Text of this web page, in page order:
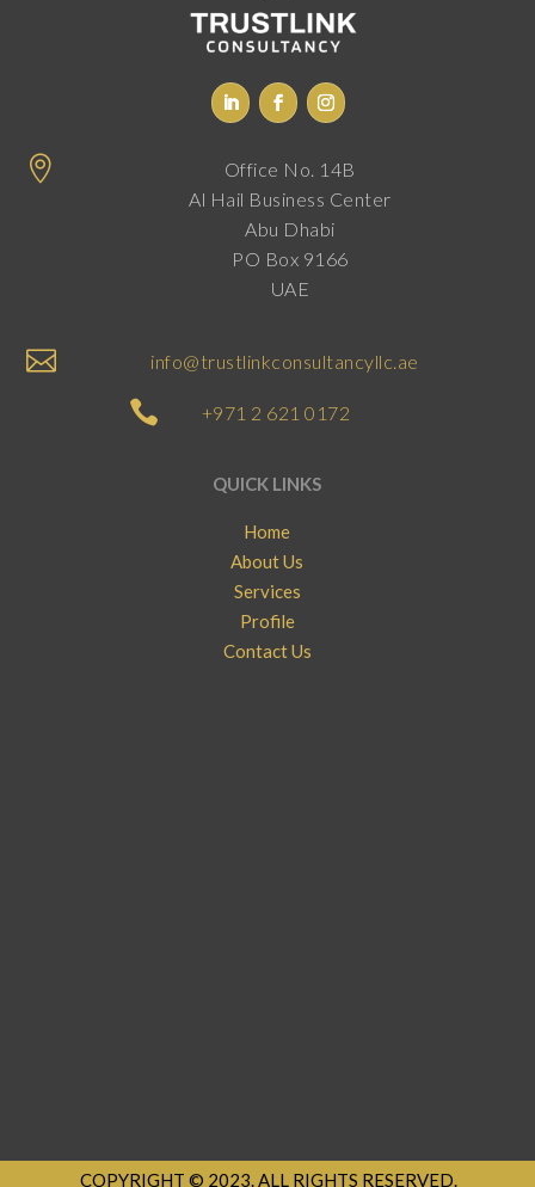

Office No. 14B
Al Hail Business Center
Abu Dhabi
PO Box 9166
UAE
 info@trustlinkconsultancyllc.ae
 +971 2 621 0172
QUICK LINKS
Home
About Us
Services
Profile
Contact Us
COPYRIGHT © 2023. ALL RIGHTS RESERVED.